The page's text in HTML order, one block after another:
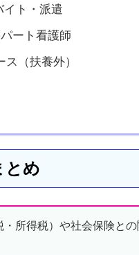
イト・派遣
ート看護師
（扶養外）
とめ
所得税）や社会保険と